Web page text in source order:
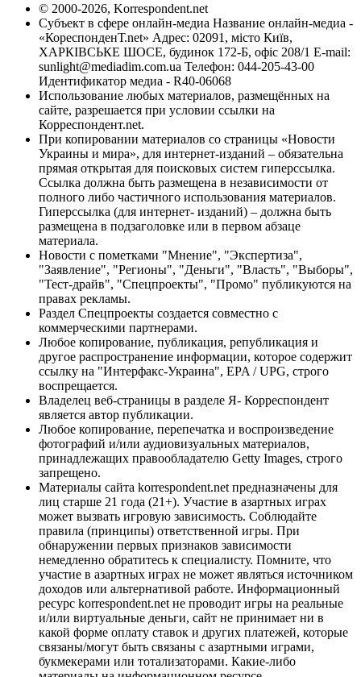
© 2000-2026, Korrespondent.net
Субъект в сфере онлайн-медиа Название онлайн-медиа -
«КореспонденТ.net» Адрес: 02091, місто Київ,
ХАРКІВСЬКЕ ШОСЕ, будинок 172-Б, офіс 208/1 E-mail:
sunlight@mediadim.com.ua Телефон: 044-205-43-00
Идентификатор медиа - R40-06068
Использование любых материалов, размещённых на
сайте, разрешается при условии ссылки на
Корреспондент.net.
При копировании материалов со страницы «Новости
Украины и мира», для интернет-изданий – обязательна
прямая открытая для поисковых систем гиперссылка.
Ссылка должна быть размещена в независимости от
полного либо частичного использования материалов.
Гиперссылка (для интернет- изданий) – должна быть
размещена в подзаголовке или в первом абзаце
материала.
Новости с пометками "Мнение", "Экспертиза",
"Заявление", "Регионы", "Деньги", "Власть", "Выборы",
"Тест-драйв", "Спецпроекты", "Промо" публикуются на
правах рекламы.
Раздел Спецпроекты создается совместно с
коммерческими партнерами.
Любое копирование, публикация, републикация и
другое распространение информации, которое содержит
ссылку на "Интерфакс-Украина", EPA / UPG, строго
воспрещается.
Владелец веб-страницы в разделе Я- Корреспондент
является автор публикации.
Любое копирование, перепечатка и воспроизведение
фотографий и/или аудиовизуальных материалов,
принадлежащих правообладателю Getty Images, строго
запрещено.
Материалы сайта korrespondent.net предназначены для
лиц старше 21 года (21+). Участие в азартных играх
может вызвать игровую зависимость. Соблюдайте
правила (принципы) ответственной игры. При
обнаружении первых признаков зависимости
немедленно обратитесь к специалисту. Помните, что
участие в азартных играх не может являться источником
доходов или альтернативой работе. Информационный
ресурс korrespondent.net не проводит игры на реальные
и/или виртуальные деньги, сайт не принимает ни в
какой форме оплату ставок и других платежей, которые
связаны/могут быть связаны с азартными играми,
букмекерами или тотализаторами. Какие-либо